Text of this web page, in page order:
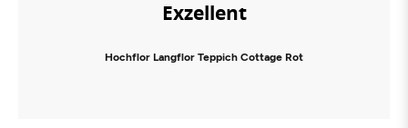
Exzellent
Hochflor Langflor Teppich Cottage Rot